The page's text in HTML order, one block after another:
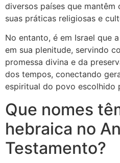
diversos países que
suas práticas religiosas e
No entanto, é em Israel que
em sua plenitude, servindo
promessa divina e da
dos tempos, conectando
espiritual do povo escolhido
Que nomes
hebraica no
Testamento?